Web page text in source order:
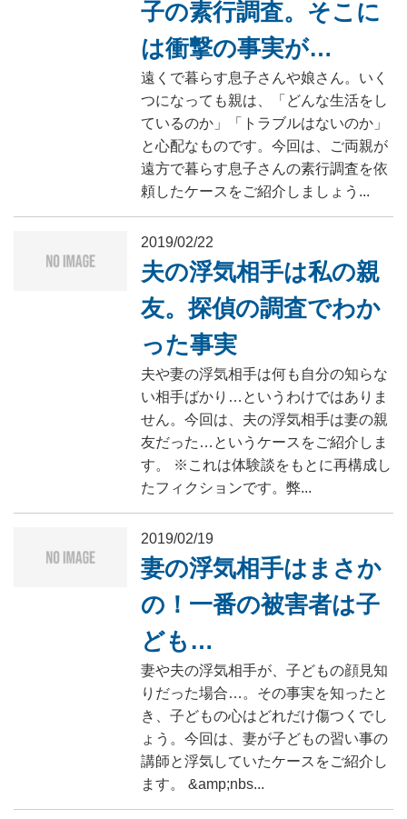
子の素行調査。そこに
は衝撃の事実が…
遠くで暮らす息子さんや娘さん。いく
つになっても親は、「どんな生活をし
ているのか」「トラブルはないのか」
と心配なものです。今回は、ご両親が
遠方で暮らす息子さんの素行調査を依
頼したケースをご紹介しましょう...
2019/02/22
夫の浮気相手は私の親
友。探偵の調査でわか
った事実
夫や妻の浮気相手は何も自分の知らな
い相手ばかり…というわけではありま
せん。今回は、夫の浮気相手は妻の親
友だった…というケースをご紹介しま
す。 ※これは体験談をもとに再構成し
たフィクションです。弊...
2019/02/19
妻の浮気相手はまさか
の！一番の被害者は子
ども…
妻や夫の浮気相手が、子どもの顔見知
りだった場合…。その事実を知ったと
き、子どもの心はどれだけ傷つくでし
ょう。今回は、妻が子どもの習い事の
講師と浮気していたケースをご紹介し
ます。 &amp;nbs...